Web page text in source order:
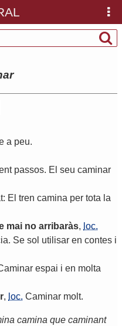
a peu.
passos. El seu caminar
: El tren camina per tota la
mai no arribaràs, loc.
. Se sol utilisar en contes i
espai i en molta
, loc. Caminar molt.
camina que caminant